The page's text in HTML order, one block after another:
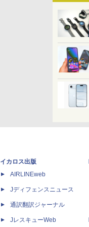
イカロス出版
AIRLINEweb
Jディフェンスニュース
通訳翻訳ジャーナル
JレスキューWeb